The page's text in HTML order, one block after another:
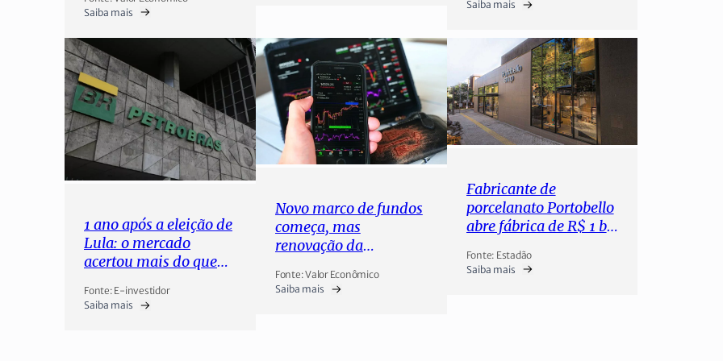
Saiba mais
Saiba mais
1 ano após a eleição de
Lula: o mercado
acertou mais do que
Fonte: E-investidor
Saiba mais
Novo marco de fundos
começa, mas
renovação da
2024
Fonte: Valor Econômico
Saiba mais
Fabricante de
porcelanato Portobello
abre fábrica de R$ 1 bi
triplicar suas vendas
Fonte: Estadão
Saiba mais